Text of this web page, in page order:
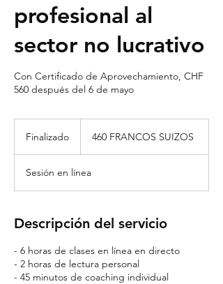
profesional al
sector no lucrativo
Con Certificado de Aprovechamiento, CHF
560 después del 6 de mayo
Finalizado
a
l
z
a
o
suizos
460 FRANCOS SUIZOS
Sesión en línea
Descripción del servicio
- 6 horas de clases en línea en directo
- 2 horas de lectura personal
- 45 minutos de coaching individual